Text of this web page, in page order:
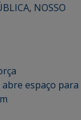
, NOSSO
espaço para